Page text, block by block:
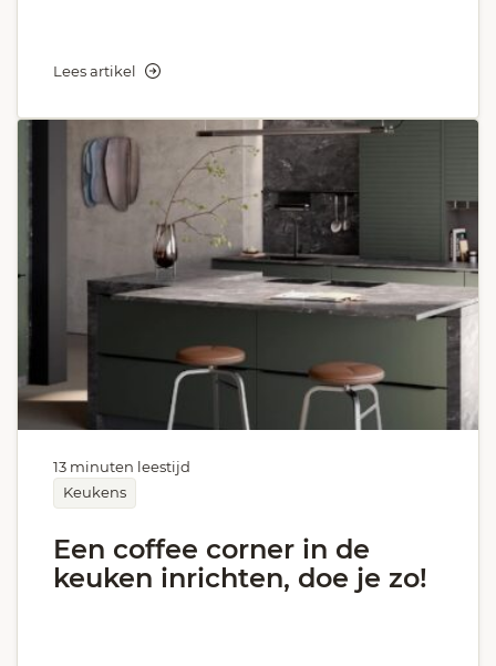
Lees artikel
Keukens
13 minuten leestijd
Een coffee corner in de
keuken inrichten, doe je zo!